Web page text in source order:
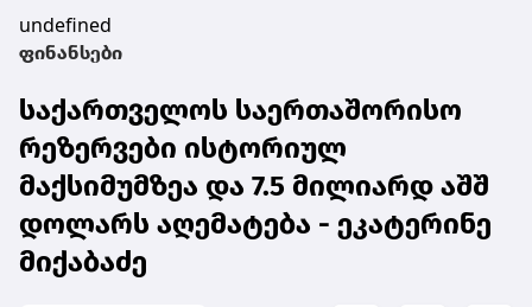
undefined
ფინანსები
საქართველოს საერთაშორისო
რეზერვები ისტორიულ
მაქსიმუმზეა და 7.5 მილიარდ აშშ
დოლარს აღემატება - ეკატერინე
მიქაბაძე